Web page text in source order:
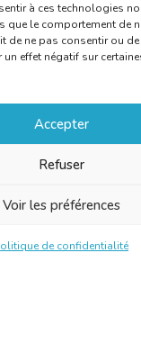
à ces technologies
que le comportement de
de ne pas consentir ou
effet négatif sur
Accepter
Refuser
Voir les préférences
de confidentialité